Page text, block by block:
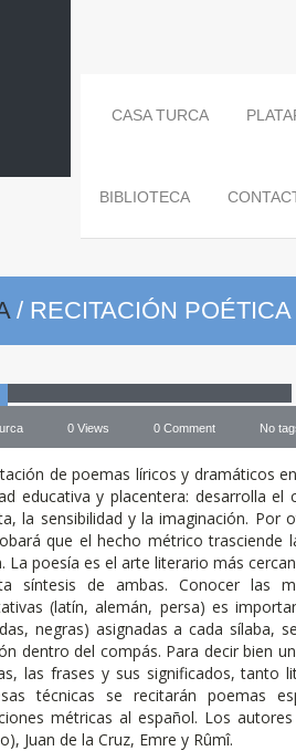
CASA TURCA
BIBLIOTECA
/ RECITACIÓN POÉTICA
0 Views 0 Comment No
de poemas líricos y dramáticos
educativa y placentera: desarrolla
la sensibilidad y la imaginación. Por
que el hecho métrico trasciende
La poesía es el arte literario más
síntesis de ambas. Conocer las
(latín, alemán, persa) es
negras) asignadas a cada sílaba,
dentro del compás. Para decir bien
las frases y sus significados, tanto
técnicas se recitarán poemas
métricas al español. Los
Juan de la Cruz, Emre y Rûmî.